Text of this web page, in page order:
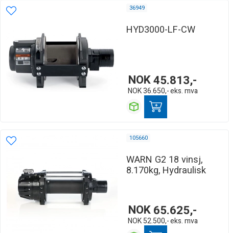
36949
HYD3000-LF-CW
NOK45.813,-
NOK36.650,-eks. mva
105660
WARN G2 18 vinsj,
8.170kg, Hydraulisk
NOK65.625,-
NOK 52.500,-eks. mva